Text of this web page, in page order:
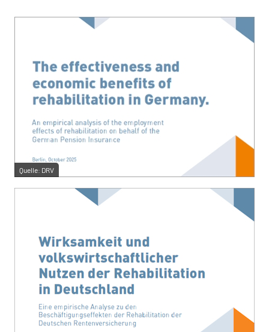
Inhalte in Gebärdensprache (DGS)
Leichte Sprache
Mein Kundenportal
Quelle: DRV